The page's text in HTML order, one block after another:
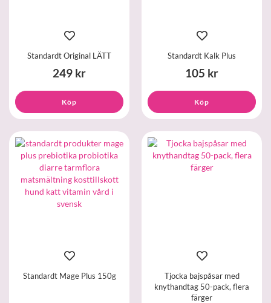
Standardt Original LÄTT
249 kr
Köp
Standardt Kalk Plus
105 kr
Köp
Standardt Mage Plus 150g
Tjocka bajspåsar med
knythandtag 50-pack, flera
färger